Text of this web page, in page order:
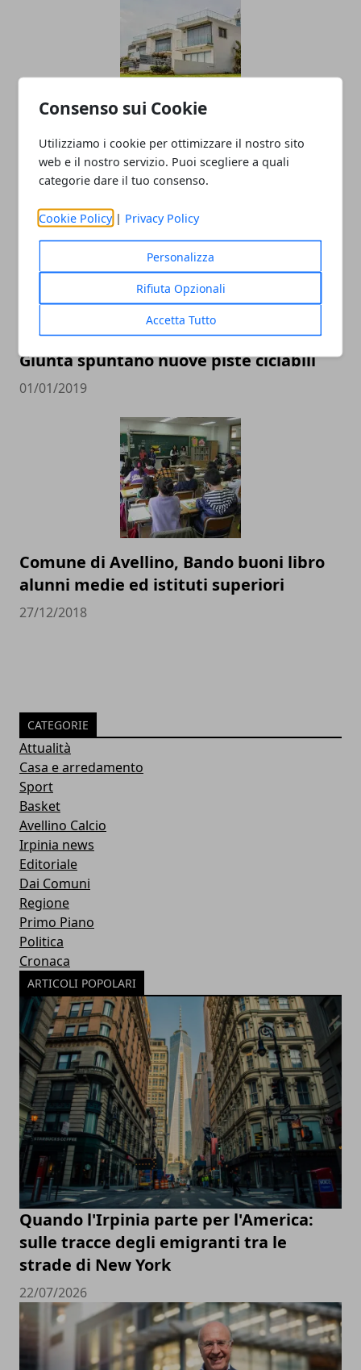
Consenso sui Cookie
Utilizziamo i cookie per ottimizzare il nostro sito
web e il nostro servizio. Puoi scegliere a quali
categorie dare il tuo consenso.
Cookie Policy | Privacy Policy
Personalizza
Rifiuta Opzionali
Accetta Tutto
La situazione nel 2018 del Mercato
Immobiliare ad Avellino
05/01/2019
Avellino si rinnova: tra i progetti della
Giunta spuntano nuove piste ciclabili
01/01/2019
Comune di Avellino, Bando buoni libro
alunni medie ed istituti superiori
27/12/2018
CATEGORIE
Attualità
Casa e arredamento
Sport
Basket
Avellino Calcio
Irpinia news
Editoriale
Dai Comuni
Regione
Primo Piano
Politica
Cronaca
ARTICOLI POPOLARI
Quando l'Irpinia parte per l'America:
sulle tracce degli emigranti tra le
strade di New York
22/07/2026